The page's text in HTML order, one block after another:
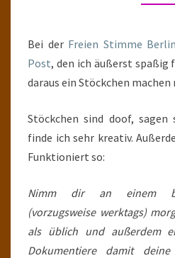
Bei der Freien Stimme
Post, den ich äußerst spaßig
daraus ein Stöckchen machen
Stöckchen sind doof, sagen
finde ich sehr kreativ.
Funktioniert so:
Nimm dir an einem
(vorzugsweise werktags)
als üblich und außerdem
Dokumentiere damit